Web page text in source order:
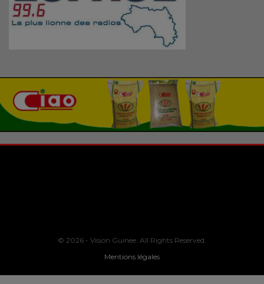
© 2026 - Vision Guinee. All Rights Reserved.
Mentions légales